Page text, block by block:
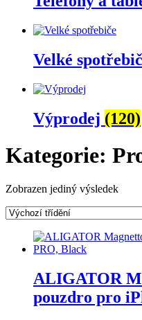
Velké
Výprodej (120)
Kategorie:
Zobrazen jediný výsledek
ALIGATOR
pouzdro pro